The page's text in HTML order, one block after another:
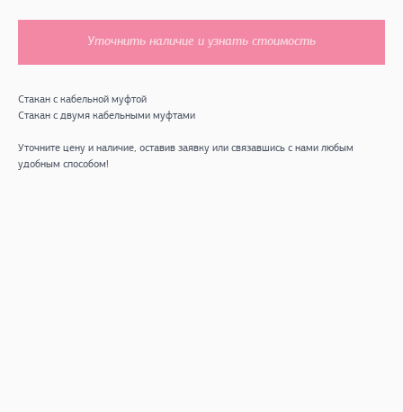
Уточнить наличие и узнать стоимость
Стакан с кабельной муфтой
Стакан с двумя кабельными муфтами
Уточните цену и наличие, оставив заявку или связавшись с нами любым
удобным способом!